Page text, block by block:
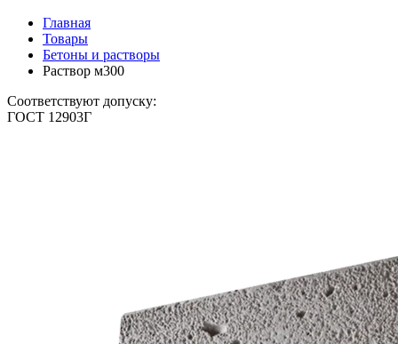
Главная
Товары
Бетоны и растворы
Раствор м300
Соответствуют допуску:
ГОСТ 12903Г